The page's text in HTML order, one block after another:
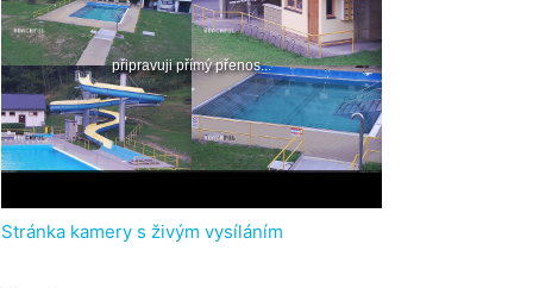
Stránka kamery s živým vysíláním